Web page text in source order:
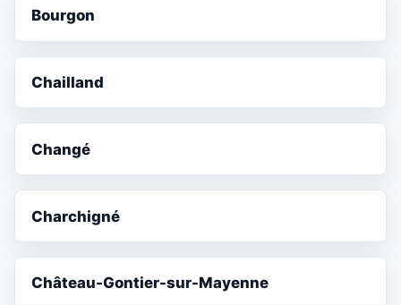
Bourgon
Chailland
Changé
Charchigné
Château-Gontier-sur-Mayenne